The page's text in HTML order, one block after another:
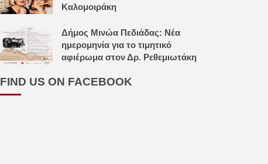
Καλομοιράκη
Δήμος Μινώα Πεδιάδας: Νέα
ημερομηνία για το τιμητικό
αφιέρωμα στον Δρ. Ρεθεμιωτάκη
FIND US ON FACEBOOK